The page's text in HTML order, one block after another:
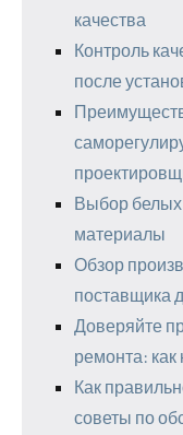
качества
Контроль
после
Выбор белых
материалы
Обзор
поставщика
Доверяйте
ремонта:
Как
советы по